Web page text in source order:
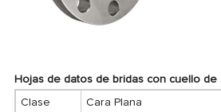
Hojas de datos de bridas con cuello de
Clase Cara Plana